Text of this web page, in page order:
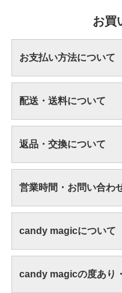
お買
お支払い方法について
配送・送料について
返品・交換について
営業時間・お問い合わ
candy magicについて
candy magicの度あり